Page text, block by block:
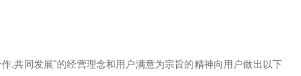
,共同发展"的经营理念和用户满意为宗旨的精神向用户做出以下